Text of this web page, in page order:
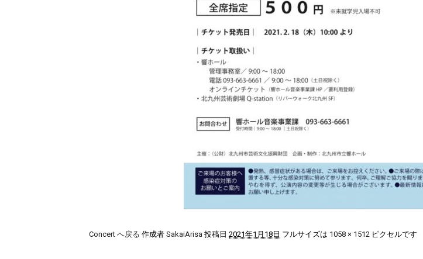
Concert へ戻る 作成者 SakaiArisa 投稿日 2021年1月18日 フルサイズは 1058 × 1512 ピクセルです